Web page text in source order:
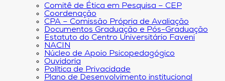
Comitê de Ética em Pesquisa – CEP
Coordenação
CPA – Comissão Própria de Avaliação
Documentos Graduação e Pós-Graduação
Estatuto do Centro Universitário Faveni
NACIN
Núcleo de Apoio Psicopedagógico
Ouvidoria
Política de Privacidade
Plano de Desenvolvimento institucional